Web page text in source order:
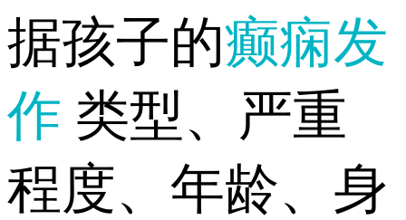
据孩子的癫痫发
作 类型、严重
程度、年龄、身